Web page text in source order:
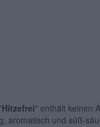
Hitzefrei" enthält keinen
aromatisch und süß-